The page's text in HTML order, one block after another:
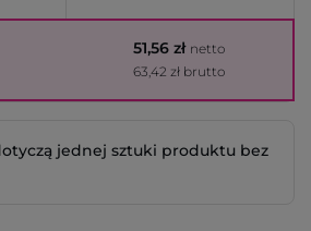
51,56 zł netto
63,42 zł brutto
jednej sztuki produktu bez